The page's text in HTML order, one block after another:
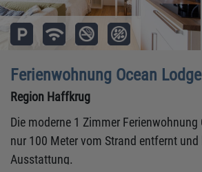
Ferienwohnung Ocean
Region Haffkrug
Die moderne 1 Zimmer
nur 100 Meter vom Strand entfernt und
Ausstattung.